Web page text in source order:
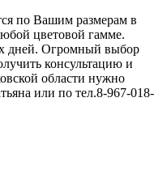
по Вашим размерам в
цветовой гамме.
дней. Огромный выбор
консультацию и
области нужно
или по тел.8-967-018-